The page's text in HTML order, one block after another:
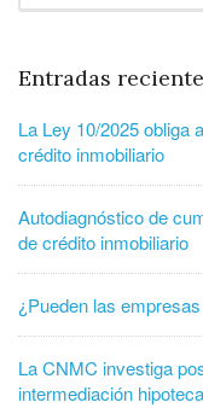
Entradas
La Ley 10/2025 obliga
crédito inmobiliario
Autodiagnóstico de
de crédito inmobiliario
¿Pueden las
La CNMC investiga
intermediación